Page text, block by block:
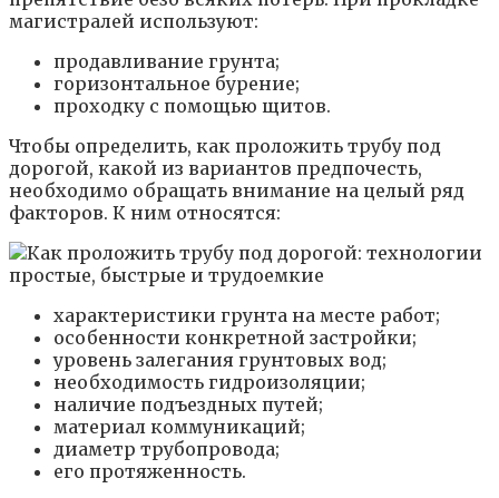
магистралей используют:
продавливание грунта;
горизонтальное бурение;
проходку с помощью щитов.
Чтобы определить, как проложить трубу под
дорогой, какой из вариантов предпочесть,
необходимо обращать внимание на целый ряд
факторов. К ним относятся:
характеристики грунта на месте работ;
особенности конкретной застройки;
уровень залегания грунтовых вод;
необходимость гидроизоляции;
наличие подъездных путей;
материал коммуникаций;
диаметр трубопровода;
его протяженность.